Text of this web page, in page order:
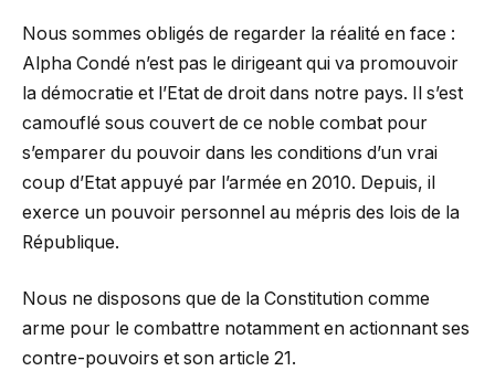
Nous sommes obligés de regarder la réalité en face :
Alpha Condé n’est pas le dirigeant qui va promouvoir
la démocratie et l’Etat de droit dans notre pays. Il s’est
camouflé sous couvert de ce noble combat pour
s’emparer du pouvoir dans les conditions d’un vrai
coup d’Etat appuyé par l’armée en 2010. Depuis, il
exerce un pouvoir personnel au mépris des lois de la
République.
Nous ne disposons que de la Constitution comme
arme pour le combattre notamment en actionnant ses
contre-pouvoirs et son article 21.